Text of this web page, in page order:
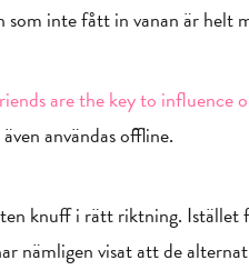
inte fått in vanan är helt
are the key to influence
användas offline.
knuff i rätt riktning.
nämligen visat att de